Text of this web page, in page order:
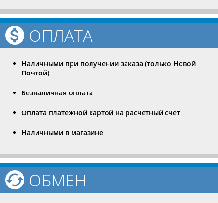
ОПЛАТА
Наличными при получении заказа (только Новой
Почтой)
Безналичная оплата
Оплата платежной картой на расчетный счет
Наличными в магазине
ОБМЕН